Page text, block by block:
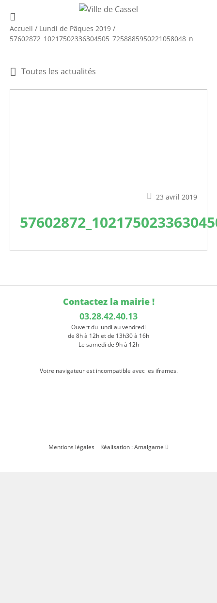
Accueil / Lundi de Pâques 2019 /
57602872_10217502336304505_7258885950221058048_n
Toutes les actualités
23 avril 2019
Contactez la mairie !
03.28.42.40.13
Ouvert du lundi au vendredi
de 8h à 12h et de 13h30 à 16h
Le samedi de 9h à 12h
Votre navigateur est incompatible avec les iframes.
Mentions légales Réalisation : Amalgame